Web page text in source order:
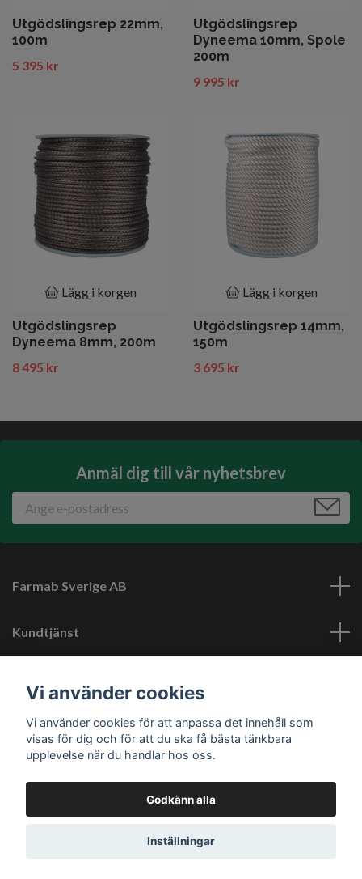
Utgödslingsrep 22mm,
100m
5 395 kr
Utgödslingsrep
Dyneema 10mm, Spole
200m
9 995 kr
Lägg i korgen
Utgödslingsrep
Dyneema 8mm, 200m
8 495 kr
Lägg i korgen
Utgödslingsrep 14mm,
150m
3 695 kr
Anmäl dig till vår nyhetsbrev
Farmab Sverige AB
Kundtjänst
Sociala medier
© 2026 Farmab.se
Vi använder cookies
Vi använder cookies för att anpassa det innehåll som
visas för dig och för att du ska få bästa tänkbara
upplevelse när du handlar hos oss.
Godkänn alla
Inställningar